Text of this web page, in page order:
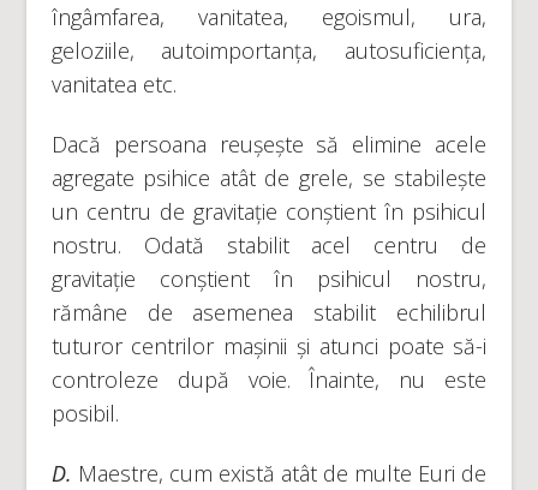
îngâmfarea, vanitatea, egoismul, ura,
geloziile, autoimportanța, autosuficiența,
vanitatea etc.
Dacă persoana reușește să elimine acele
agregate psihice atât de grele, se stabilește
un centru de gravitație conștient în psihicul
nostru. Odată stabilit acel centru de
gravitație conștient în psihicul nostru,
rămâne de asemenea stabilit echilibrul
tuturor centrilor mașinii și atunci poate să-i
controleze după voie. Înainte, nu este
posibil.
D. Maestre, cum există atât de multe Euri de